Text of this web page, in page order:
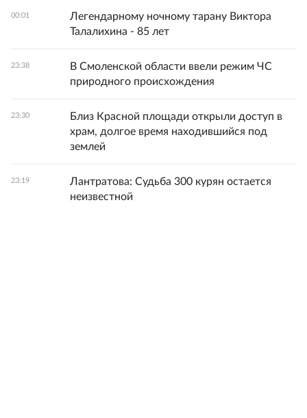
00:01
Легендарному ночному тарану Виктора
Талалихина - 85 лет
23:38
В Смоленской области ввели режим ЧС
природного происхождения
23:30
Близ Красной площади открыли доступ в
храм, долгое время находившийся под
землей
23:19
Лантратова: Судьба 300 курян остается
неизвестной